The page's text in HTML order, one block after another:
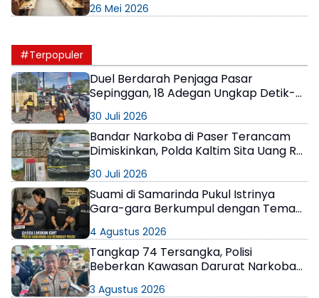
26 Mei 2026
#Terpopuler
Duel Berdarah Penjaga Pasar
Sepinggan, 18 Adegan Ungkap Detik-
30 Juli 2026
Bandar Narkoba di Paser Terancam
Dimiskinkan, Polda Kaltim Sita Uang Rp1
30 Juli 2026
Suami di Samarinda Pukul Istrinya
Gara-gara Berkumpul dengan Teman
4 Agustus 2026
Tangkap 74 Tersangka, Polisi
Beberkan Kawasan Darurat Narkoba
3 Agustus 2026